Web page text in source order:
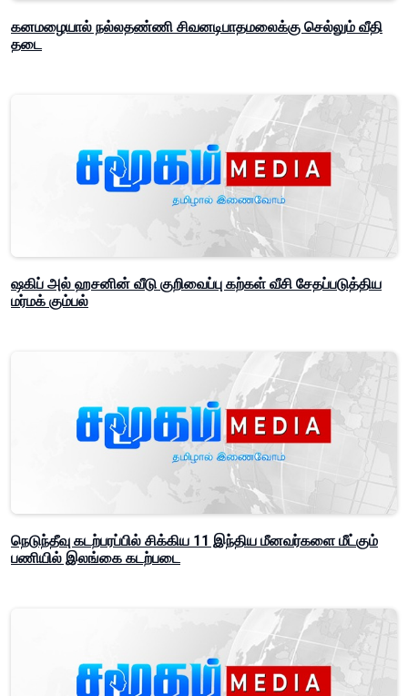
கனமழையால் நல்லதண்ணி சிவனடிபாதமலைக்கு செல்லும் வீதி
தடை
ஷகிப் அல் ஹசனின் வீடு குறிவைப்பு கற்கள் வீசி சேதப்படுத்திய
மர்மக் கும்பல்
நெடுந்தீவு கடற்பரப்பில் சிக்கிய 11 இந்திய மீனவர்களை மீட்கும்
பணியில் இலங்கை கடற்படை